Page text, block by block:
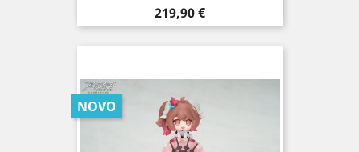
Preço
219,90 €
NOVO